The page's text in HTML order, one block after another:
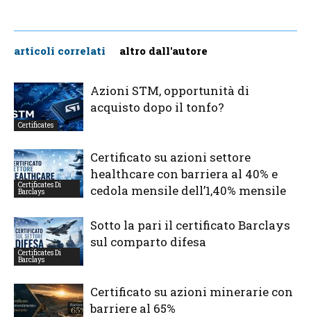
articoli correlati altro dall'autore
Certificates
Azioni STM, opportunità di
acquisto dopo il tonfo?
Certificates Di
Barclays
Certificato su azioni settore
healthcare con barriera al 40% e
cedola mensile dell’1,40% mensile
Certificates Di
Barclays
Sotto la pari il certificato Barclays
sul comparto difesa
Certificato su azioni minerarie con
barriere al 65%